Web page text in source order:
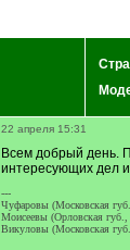
22 апреля 15:31
Всем добрый день.
интересующих дел
---
Чуфаровы (Московская
Моисеевы (Орловская губ.,
Викуловы (Московская